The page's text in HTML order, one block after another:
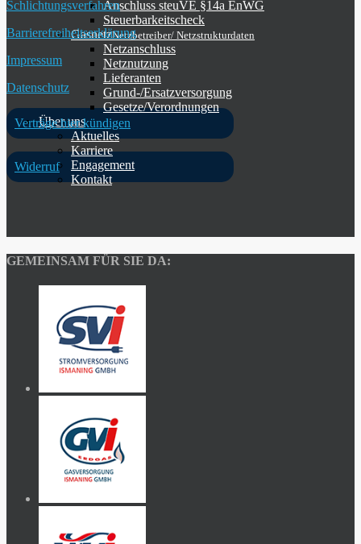
Anschluss steuVE §14a EnWG
Steuerbarkeitscheck
GasnetzNetzbetreiber/ Netzstrukturdaten
Netzanschluss
Netznutzung
Lieferanten
Grund-/Ersatzversorgung
Gesetze/Verordnungen
Über uns
Aktuelles
Karriere
Engagement
Kontakt
Schlichtungsverfahren
Barrierefreiheitserklärung
Impressum
Datenschutz
Verträge hier kündigen
Widerruf
GEMEINSAM FÜR SIE DA: